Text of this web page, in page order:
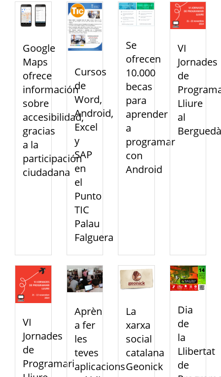
Google
Maps
ofrece
información
sobre
accesibilidad,
gracias
a la
participación
ciudadana
Cursos
de
Word,
Android,
Excel
y
SAP
en
el
Punto
TIC
Palau
Falguera
Se
ofrecen
10.000
becas
para
aprender
a
programar
con
Android
VI
Jornades
de
Lliure
al
Berguedà
VI
Jornades
de
Programari
Aprèn
a fer
les
teves
aplicacions
La
xarxa
social
catalana
Geonick
Dia
de
la
Llibertat
de